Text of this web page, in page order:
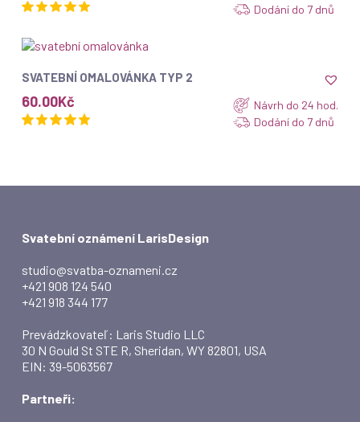
Dodání do 7 dnů
ZOBRAZIT
SVATEBNÍ OMALOVÁNKA TYP 2
60.00Kč
Návrh do 24 hod.
Dodání do 7 dnů
Svatební oznámení LarisDesign
studio@svatba-oznameni.cz
+421 908 124 540
+421 918 344 177
Prevádzkovateľ: Laris Studio LLC
30 N Gould St STE R, Sheridan, WY 82801, USA
EIN: 39-5063567
Partneři: